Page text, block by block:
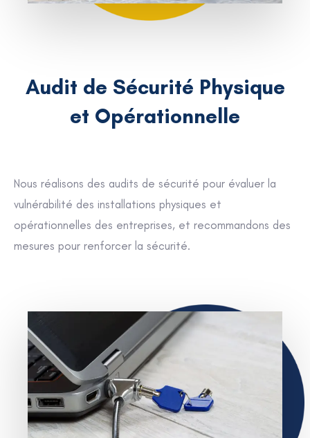
Audit de Sécurité Physique
et Opérationnelle
Nous réalisons des audits de sécurité pour évaluer la
vulnérabilité des installations physiques et
opérationnelles des entreprises, et recommandons des
mesures pour renforcer la sécurité.